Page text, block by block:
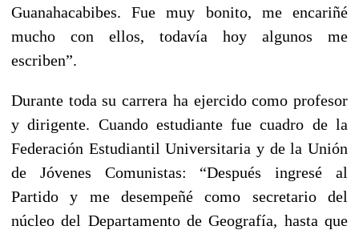
Guanahacabibes. Fue muy bonito, me encariñé
mucho con ellos, todavía hoy algunos me
escriben”.
Durante toda su carrera ha ejercido como profesor
y dirigente. Cuando estudiante fue cuadro de la
Federación Estudiantil Universitaria y de la Unión
de Jóvenes Comunistas: “Después ingresé al
Partido y me desempeñé como secretario del
núcleo del Departamento de Geografía, hasta que